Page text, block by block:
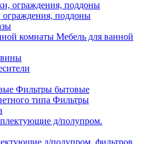
поддоны
Мебель для ванной
Фильтры бытовые
Фильтры
д/полупром. фильтров